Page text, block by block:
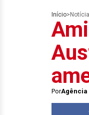
Início>
PorAgência